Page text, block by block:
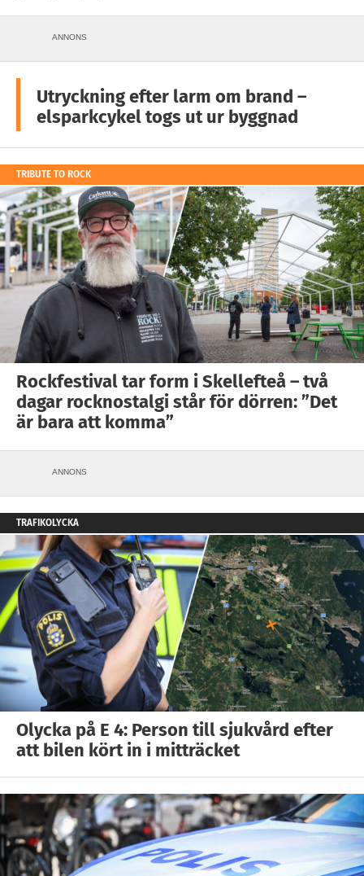
ANNONS
Utryckning efter larm om brand –
elsparkcykel togs ut ur byggnad
TRIBUTE TO ROCK
Rockfestival tar form i Skellefteå – två
dagar rocknostalgi står för dörren: ”Det
är bara att komma”
ANNONS
TRAFIKOLYCKA
Olycka på E 4: Person till sjukvård efter
att bilen kört in i mitträcket